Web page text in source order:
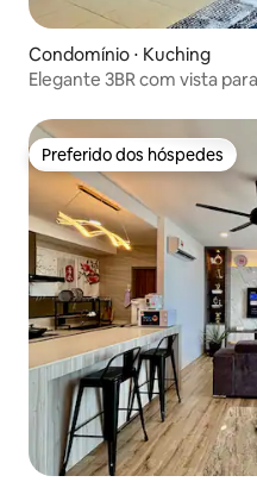
Condomínio ⋅ Kuching
Elegante 3BR com vista
Preferido dos hóspedes
Preferido dos hóspedes